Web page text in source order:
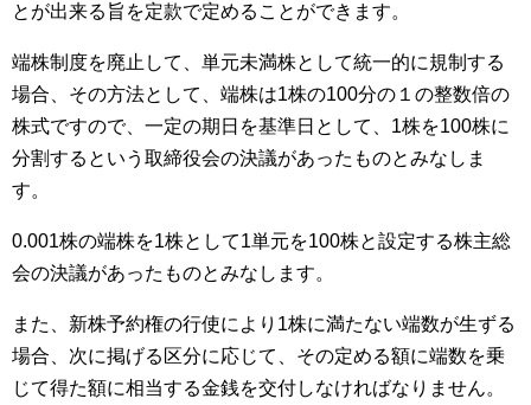
とが出来る旨を定款で定めることができます。
端株制度を廃止して、単元未満株として統一的に規制する
場合、その方法として、端株は1株の100分の１の整数倍の
株式ですので、一定の期日を基準日として、1株を100株に
分割するという取締役会の決議があったものとみなしま
す。
0.001株の端株を1株として1単元を100株と設定する株主総
会の決議があったものとみなします。
また、新株予約権の行使により1株に満たない端数が生ずる
場合、次に掲げる区分に応じて、その定める額に端数を乗
じて得た額に相当する金銭を交付しなければなりません。